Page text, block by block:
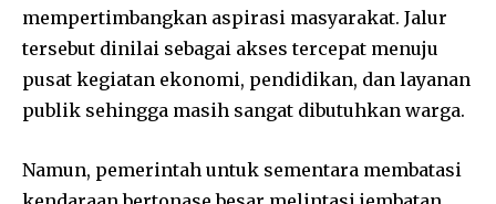
mempertimbangkan aspirasi masyarakat. Jalur
tersebut dinilai sebagai akses tercepat menuju
pusat kegiatan ekonomi, pendidikan, dan layanan
publik sehingga masih sangat dibutuhkan warga.
Namun, pemerintah untuk sementara membatasi